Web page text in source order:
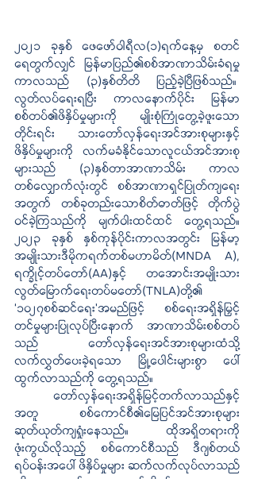
၂၀၂၁ ခုနှစ် ဖေဖော်ဝါရီလ(၁)ရက်နေ့မှ စတင်
ရေတွက်လျှင် မြန်မာပြည်၏စစ်အာဏာသိမ်းခံရမှု
ကာလသည် (၃)နှစ်တိတိ ပြည့်ခဲ့ပြီဖြစ်သည်။
လွတ်လပ်ရေးရပြီး ကာလနောက်ပိုင်း မြန်မာ
စစ်တပ်၏ဖိနှိပ်မှုများကို မျိုးစုံကြုံတွေ့ခဲ့ဖူး‌သော
တိုင်းရင်း သားတော်လှန်ရေးအင်အားစုများနှင့်
ဖိနှိပ်မှုများကို လက်မခံနိုင်‌သောလူငယ်အင်အားစု
များသည် (၃)နှစ်တာအာဏာသိမ်း ကာလ
တစ်လျှောက်လုံးတွင်  စစ်အာဏာရှင်ပြုတ်ကျရေး
အတွက် တစ်ခုတည်းသောစိတ်ဓာတ်ဖြင့် တိုက်ပွဲ
ဝင်ခဲ့ကြသည်ကို မျက်ဝါးထင်ထင် တွေ့ရသည်။
၂၀၂၃ ခုနှစ် နှစ်ကုန်ပိုင်းကာလအတွင်း မြန်မာ့
အမျိုးသားဒီမိုကရက်တစ်မဟာမိတ်(MNDA A),
ရက္ခိုင့်တပ်တော်(AA)နှင့် တအောင်းအမျိုးသား
လွတ်မြောက်ရေးတပ်မတော်(TNLA)တို့၏
‘၁၀၂၇စစ်ဆင်ရေး’အမည်ဖြင့် စစ်ရေးအရှိန်မြှင့်
တင်မှုများပြုလုပ်ပြီးနောက် အာဏာသိမ်းစစ်တပ်
သည် တော်လှန်ရေးအင်အားစုများထံသို့
လက်လွှတ်ပေးခဲ့ရသော မြို့ပေါင်းများစွာ ပေါ်
ထွက်လာသည်ကို တွေ့ရသည်။
တော်လှန်ရေးအရှိန်မြင့်တက်လာသည်နှင့်
အတူ စစ်ကောင်စီ၏မြေပြင်အင်အားစုများ
ဆုတ်ယုတ်ကျရှုံးနေသည်။ ထိုအရှိတရားကို
ဖုံးကွယ်လိုသည့် စစ်ကောင်စီသည် ဒီဂျစ်တယ်
ရပ်ဝန်းအပေါ် ဖိနှိပ်မှုများ ဆက်လက်လုပ်လာသည်